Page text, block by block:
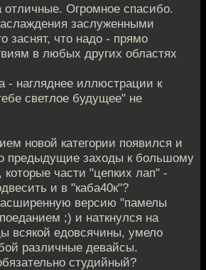
отличные. Огромное спасибо.
заслуженными
заснят, что надо - прямо
в любых других областях
- нагляднее иллюстрации к
светлое будущее" не
новой категории появился и
предыдущие заходы к большому
части "цепких лап" -
и в "каба40к"?
версию "памелы
;) и наткнулся на
всякой едовсячины, умело
различные девайсы.
студийный?